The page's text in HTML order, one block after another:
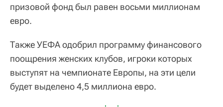
призовой фонд был равен восьми миллионам
евро.
Также УЕФА одобрил программу финансового
поощрения женских клубов, игроки которых
выступят на чемпионате Европы, на эти цели
будет выделено 4,5 миллиона евро.